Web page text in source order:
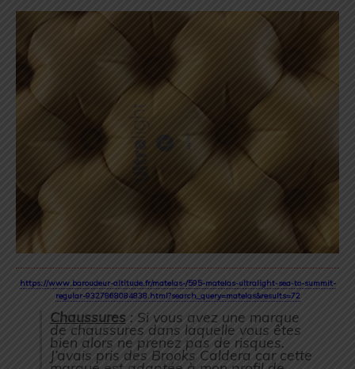
https://www.baroudeur-altitude.fr/matelas-/595-matelas-ultralight-sea-to-summit-
regular-9327868084838.html?search_query=matelas&results=72
Chaussures : Si vous avez une marque
de chaussures dans laquelle vous êtes
bien alors ne prenez pas de risques.
J’avais pris des Brooks Caldera car cette